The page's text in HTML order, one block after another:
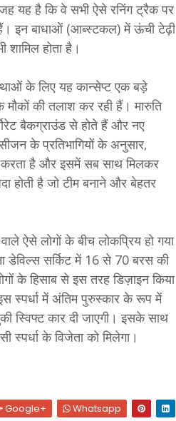
यह है कि वे सभी ऐसे रनिंग ट्रैक पर
इन बाधाओं (आब्स्टकल) में ऊंची टेढ़ी
शामिल होता है।
के लिए यह कान्सेप्ट एक बड़े
की तलाश कर रही हैं। मारुति
बैकग्राउंड से होते हैं और नए
के प्रतिभागियों के अनुसार,
करता है और इसमें सब साथ मिलकर
होती है जो टीम बनाने और बेहतर
ऐसे लोगों के बीच लोकप्रिय हो गया
डेविल्स सर्किट में 16 से 70 बरस की
हिसाब से इस तरह डिज़ाइन किया
स्पर्धा में अंतिम पुरुस्कार के रूप में
स्विफ्ट कार दी जाएगी। इसके साथ
स्पर्धा के विजेता को मिलेगा।
Google+ Whatsapp